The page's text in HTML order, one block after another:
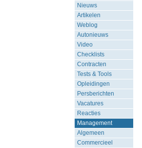
Nieuws
Artikelen
Weblog
Autonieuws
Video
Checklists
Contracten
Tests & Tools
Opleidingen
Persberichten
Vacatures
Reacties
Management
Algemeen
Commercieel